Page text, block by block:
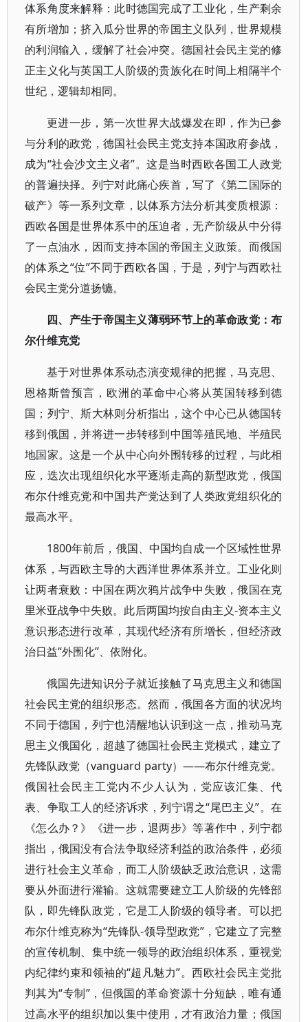
体系角度来解释：此时德国完成了工业化，生产剩余
有所增加；挤入瓜分世界的帝国主义队列，世界规模
的利润输入，缓解了社会冲突。德国社会民主党的修
正主义化与英国工人阶级的贵族化在时间上相隔半个
世纪，逻辑却相同。
更进一步，第一次世界大战爆发在即，作为已参
与分利的政党，德国社会民主党支持本国政府参战，
成为“社会沙文主义者”。这是当时西欧各国工人政党
的普遍抉择。列宁对此痛心疾首，写了《第二国际的
破产》等一系列文章，以体系方法分析其变质根源：
西欧各国是世界体系中的压迫者，无产阶级从中分得
了一点油水，因而支持本国的帝国主义政策。而俄国
的体系之“位”不同于西欧各国，于是，列宁与西欧社
会民主党分道扬镳。
四、产生于帝国主义薄弱环节上的革命政党：布
尔什维克党
基于对世界体系动态演变规律的把握，马克思、
恩格斯曾预言，欧洲的革命中心将从英国转移到德
国；列宁、斯大林则分析指出，这个中心已从德国转
移到俄国，并将进一步转移到中国等殖民地、半殖民
地国家。这是一个从中心向外围转移的过程，与此相
应，迭次出现组织化水平逐渐走高的新型政党，俄国
布尔什维克党和中国共产党达到了人类政党组织化的
最高水平。
1800年前后，俄国、中国均自成一个区域性世界
体系，与西欧主导的大西洋世界体系并立。工业化则
让两者衰败：中国在两次鸦片战争中失败，俄国在克
里米亚战争中失败。此后两国均按自由主义-资本主义
意识形态进行改革，其现代经济有所增长，但经济政
治日益“外围化”、依附化。
俄国先进知识分子就近接触了马克思主义和德国
社会民主党的组织形态。然而，俄国各方面的状况均
不同于德国，列宁也清醒地认识到这一点，推动马克
思主义俄国化，超越了德国社会民主党模式，建立了
先锋队政党（vanguard party）——布尔什维克党。
俄国社会民主工党内不少人认为，党应该汇集、代
表、争取工人的经济诉求，列宁谓之“尾巴主义”。在
《怎么办？》《进一步，退两步》等著作中，列宁都
指出，俄国没有合法争取经济利益的政治条件，必须
进行社会主义革命，而工人阶级缺乏政治意识，这需
要从外面进行灌输。这就需要建立工人阶级的先锋部
队，即先锋队政党，它是工人阶级的领导者。可以把
布尔什维克称为“先锋队-领导型政党”，它建立了完整
的宣传机制、集中统一领导的政治组织体系，重视党
内纪律约束和领袖的“超凡魅力”。西欧社会民主党批
判其为“专制”，但俄国的革命资源十分短缺，唯有通
过高水平的组织加以集中使用，才有政治力量；俄国